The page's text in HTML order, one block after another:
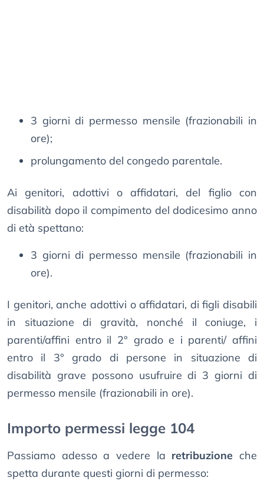
3 giorni di permesso mensile (frazionabili in
ore);
prolungamento del congedo parentale.
Ai genitori, adottivi o affidatari, del figlio con
disabilità dopo il compimento del dodicesimo anno
di età spettano:
3 giorni di permesso mensile (frazionabili in
ore).
I genitori, anche adottivi o affidatari, di figli disabili
in situazione di gravità, nonché il coniuge, i
parenti/affini entro il 2° grado e i parenti/ affini
entro il 3° grado di persone in situazione di
disabilità grave possono usufruire di 3 giorni di
permesso mensile (frazionabili in ore).
Importo permessi legge 104
Passiamo adesso a vedere la retribuzione che
spetta durante questi giorni di permesso: